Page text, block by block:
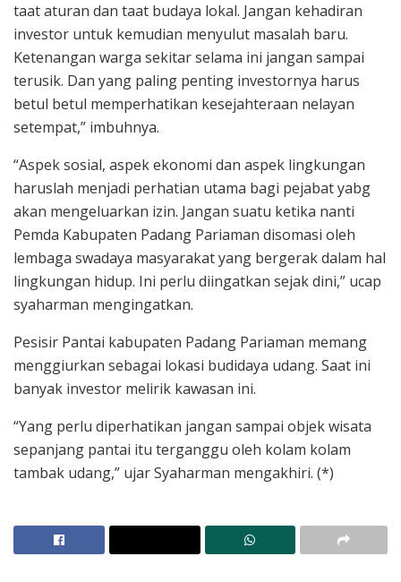
taat aturan dan taat budaya lokal. Jangan kehadiran
investor untuk kemudian menyulut masalah baru.
Ketenangan warga sekitar selama ini jangan sampai
terusik. Dan yang paling penting investornya harus
betul betul memperhatikan kesejahteraan nelayan
setempat,” imbuhnya.
“Aspek sosial, aspek ekonomi dan aspek lingkungan
haruslah menjadi perhatian utama bagi pejabat yabg
akan mengeluarkan izin. Jangan suatu ketika nanti
Pemda Kabupaten Padang Pariaman disomasi oleh
lembaga swadaya masyarakat yang bergerak dalam hal
lingkungan hidup. Ini perlu diingatkan sejak dini,” ucap
syaharman mengingatkan.
Pesisir Pantai kabupaten Padang Pariaman memang
menggiurkan sebagai lokasi budidaya udang. Saat ini
banyak investor melirik kawasan ini.
“Yang perlu diperhatikan jangan sampai objek wisata
sepanjang pantai itu terganggu oleh kolam kolam
tambak udang,” ujar Syaharman mengakhiri. (*)